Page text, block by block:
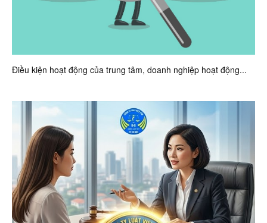
Điều kiện hoạt động của trung tâm, doanh nghiệp hoạt động...